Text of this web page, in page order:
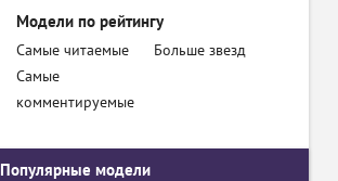
Модели по рейтингу
Самые читаемые
Больше звезд
Самые
комментируемые
Популярные модели